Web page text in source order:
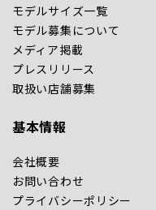
モデルサイズ一覧
モデル募集について
メディア掲載
プレスリリース
取扱い店舗募集
基本情報
会社概要
お問い合わせ
プライバシーポリシー